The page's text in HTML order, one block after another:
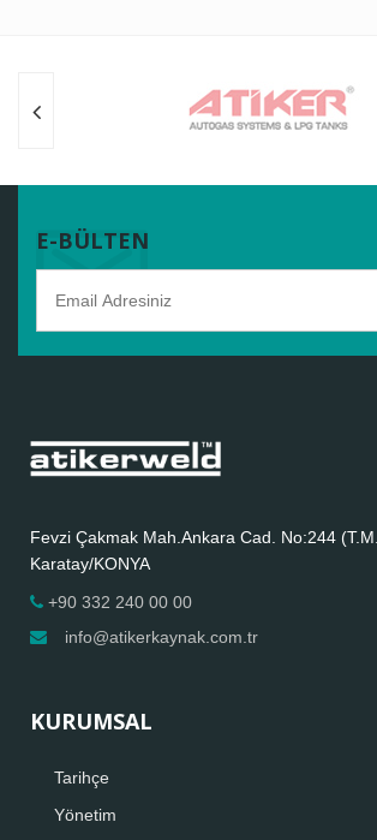
E-BÜLTEN
Fevzi Çakmak Mah.Ankara Cad. No:244
Karatay/KONYA
+90 332 240 00 00
info@atikerkaynak.com.tr
KURUMSAL
Tarihçe
Yönetim